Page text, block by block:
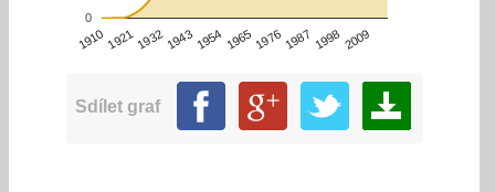
1910 1921193219431954 1965 1976 1987 19982009
0
Sdílet graf